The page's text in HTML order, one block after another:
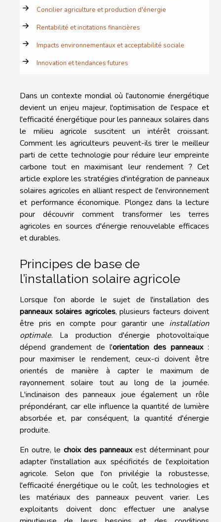
Concilier agriculture et production d'énergie
Rentabilité et incitations financières
Impacts environnementaux et acceptabilité sociale
Innovation et tendances futures
Dans un contexte mondial où l'autonomie énergétique
devient un enjeu majeur, l'optimisation de l'espace et
l'efficacité énergétique pour les panneaux solaires dans
le milieu agricole suscitent un intérêt croissant.
Comment les agriculteurs peuvent-ils tirer le meilleur
parti de cette technologie pour réduire leur empreinte
carbone tout en maximisant leur rendement ? Cet
article explore les stratégies d'intégration de panneaux
solaires agricoles en alliant respect de l'environnement
et performance économique. Plongez dans la lecture
pour découvrir comment transformer les terres
agricoles en sources d'énergie renouvelable efficaces
et durables.
Principes de base de
l’installation solaire agricole
Lorsque l'on aborde le sujet de l'installation des
panneaux solaires agricoles, plusieurs facteurs doivent
être pris en compte pour garantir une installation
optimale. La production d'énergie photovoltaïque
dépend grandement de l'orientation des panneaux:
pour maximiser le rendement, ceux-ci doivent être
orientés de manière à capter le maximum de
rayonnement solaire tout au long de la journée.
L'inclinaison des panneaux joue également un rôle
prépondérant, car elle influence la quantité de lumière
absorbée et, par conséquent, la quantité d'énergie
produite.
En outre, le choix des panneauxest déterminant pour
adapter l'installation aux spécificités de l'exploitation
agricole. Selon que l'on privilégie la robustesse,
l'efficacité énergétique ou le coût, les technologies et
les matériaux des panneaux peuvent varier. Les
exploitants doivent donc effectuer une analyse